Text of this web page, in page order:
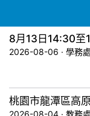
2026-08-06 · 學務處
2026-08-04 · 教務處